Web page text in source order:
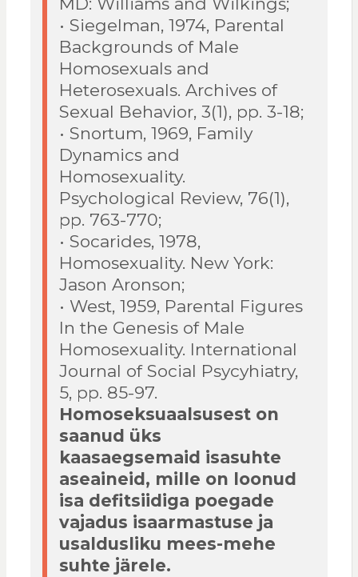
• Siegelman, 1974, Parental
Backgrounds of Male
Homosexuals and
Heterosexuals. Archives of
Sexual Behavior, 3(1), pp. 3-18;
• Snortum, 1969, Family
Dynamics and
Homosexuality.
Psychological Review, 76(1),
pp. 763-770;
• Socarides, 1978,
Homosexuality. New York:
Jason Aronson;
• West, 1959, Parental Figures
In the Genesis of Male
Homosexuality. International
Journal of Social Psycyhiatry,
5, pp. 85-97.
Homoseksuaalsusest on
saanud üks
kaasaegsemaid isasuhte
aseaineid, mille on loonud
isa defitsiidiga poegade
vajadus isaarmastuse ja
usaldusliku mees-mehe
suhte järele.